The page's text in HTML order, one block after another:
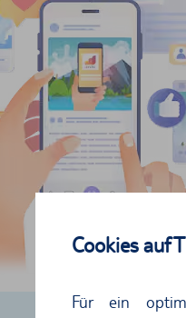
Cookies auf
Für ein